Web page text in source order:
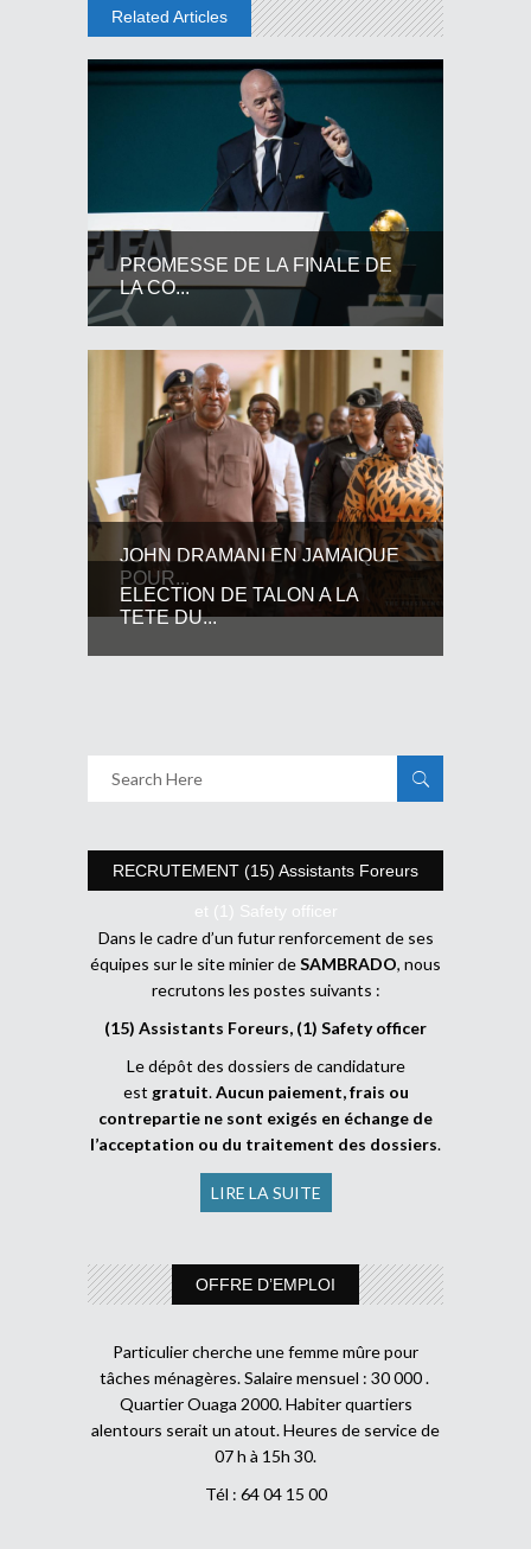
Related Articles
PROMESSE DE LA FINALE DE
LA CO...
JOHN DRAMANI EN JAMAIQUE
POUR...
ELECTION DE TALON A LA
TETE DU...
RECRUTEMENT (15) Assistants Foreurs
et (1) Safety officer
Dans le cadre d’un futur renforcement de ses
équipes sur le site minier deSAMBRADO, nous
recrutons les postes suivants :
(15) Assistants Foreurs, (1) Safety officer
Le dépôt des dossiers de candidature
est gratuit.Aucun paiement, frais ou
contrepartie ne sont exigés en échange de
l’acceptation ou du traitement des dossiers.
LIRE LA SUITE
OFFRE D’EMPLOI
Particulier cherche une femme mûre pour
tâches ménagères. Salaire mensuel : 30 000 .
Quartier Ouaga 2000. Habiter quartiers
alentours serait un atout. Heures de service de
07 h à 15h 30.
Tél : 64 04 15 00